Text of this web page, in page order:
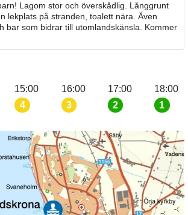
Lagom stor och överskådlig. Långgrunt
lekplats på stranden, toalett nära. Även
bar som bidrar till utomlandskänsla. Kommer
15:00
4
16:00
3
17:00
2
18:00
1